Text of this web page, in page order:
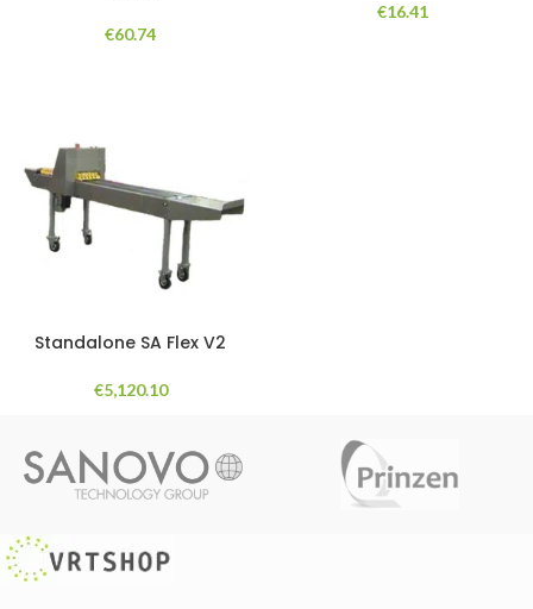
€60.74
€16.41
Standalone SA Flex V2
€5,120.10